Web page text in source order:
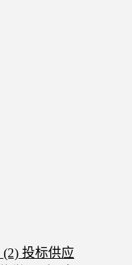
(2) 投标供应